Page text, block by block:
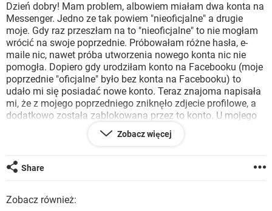
WINDOWS 10
INSTAGRAM FACEBOOK
WINDOWS 10
GRY WHATSAPP
SPOTIFY NETFLIX
INSTAGRAM FACEBOOK
WINDOWS 10
Dzień dobry! Mam problem, albowiem miałam dwa konta na
Messenger. Jedno ze tak powiem "nieoficjalne" a drugie
moje. Gdy raz przeszłam na to "nieoficjalne" to nie mogłam
wrócić na swoje poprzednie. Próbowałam różne hasła, e-
maile nic, nawet próba utworzenia nowego konta nic nie
pomogła. Dopiero gdy urodziłam konto na Facebooku (moje
poprzednie "oficjalne" było bez konta na Facebooku) to
udało mi się posiadać nowe konto. Teraz znajoma napisała
mi, że z mojego poprzedniego zniknęło zdjecie profilowe, a
dodatkowo została zablokowana przez to konto. U mojego
drugiego znajomego to samo. I dodatkowo wyskakuje
komunikat, że wystąpił błąd, gdy chcemy zgłosić go
Zobacz więcej
Share
Zobacz również: